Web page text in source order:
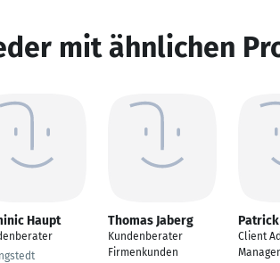
mit ähnlichen
Haupt Thomas Jaberg
Kundenberater
Firmenkunden
Client